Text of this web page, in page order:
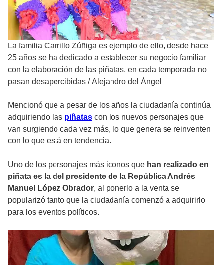
La familia Carrillo Zúñiga es ejemplo de ello, desde hace
25 años se ha dedicado a establecer su negocio familiar
con la elaboración de las piñatas, en cada temporada no
pasan desapercibidas /Alejandro del Ángel
Mencionó que a pesar de los años la ciudadanía continúa
adquiriendo las piñatas con los nuevos personajes que
van surgiendo cada vez más, lo que genera se reinventen
con lo que está en tendencia.
Uno de los personajes más iconos que han realizado en
piñata es la del presidente de la República Andrés
Manuel López Obrador, al ponerlo a la venta se
popularizó tanto que la ciudadanía comenzó a adquirirlo
para los eventos políticos.